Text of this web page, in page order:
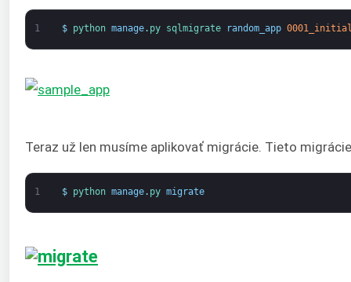
1 $ python manage. py sqlmigrate random_app
Teraz už len musíme aplikovať migrácie. Tieto
1 $ python manage. py migrate